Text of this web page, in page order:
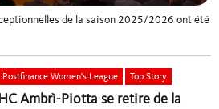
de la saison 2025/2026 ont été
Postfinance Women's League Top Story
Ambrì-Piotta se retire de la